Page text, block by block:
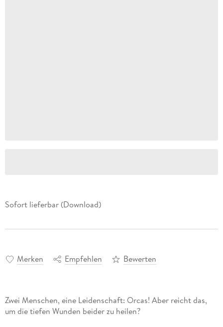
Sofort lieferbar (Download)
Merken Empfehlen Bewerten
Zwei Menschen, eine Leidenschaft: Orcas! Aber reicht das,
um die tiefen Wunden beider zu heilen?